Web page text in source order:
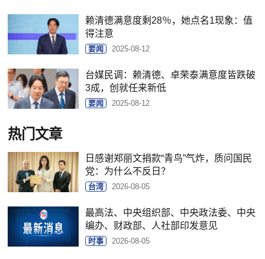
赖清德满意度剩28％，她点名1现象：值
得注意
要闻 2025-08-12
台媒民调：赖清德、卓荣泰满意度皆跌破
3成，创就任来新低
要闻 2025-08-12
热门文章
日感谢郑丽文捐款“青鸟”气炸，质问国民
党：为什么不反日？
台湾 2026-08-05
最高法、中央组织部、中央政法委、中央
编办、财政部、人社部印发意见
时事 2026-08-05